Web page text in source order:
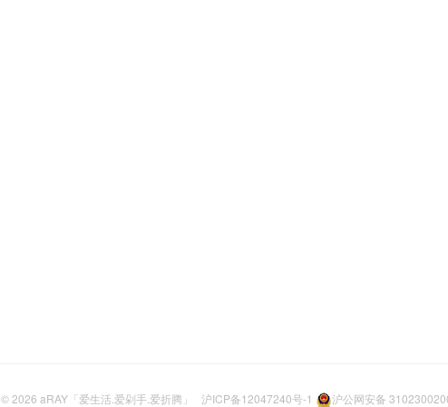
© 2026 aRAY「爱生活.爱剁手.爱折腾」 沪ICP备12047240号-1 沪公网安备